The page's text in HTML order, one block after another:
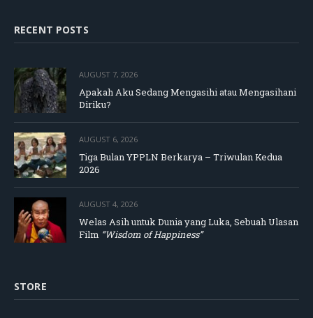
RECENT POSTS
AUGUST 7, 2026
Apakah Aku Sedang Mengasihi atau Mengasihani
Diriku?
AUGUST 6, 2026
Tiga Bulan YPPLN Berkarya – Triwulan Kedua
2026
AUGUST 4, 2026
Welas Asih untuk Dunia yang Luka, Sebuah Ulasan
Film “Wisdom of Happiness”
STORE